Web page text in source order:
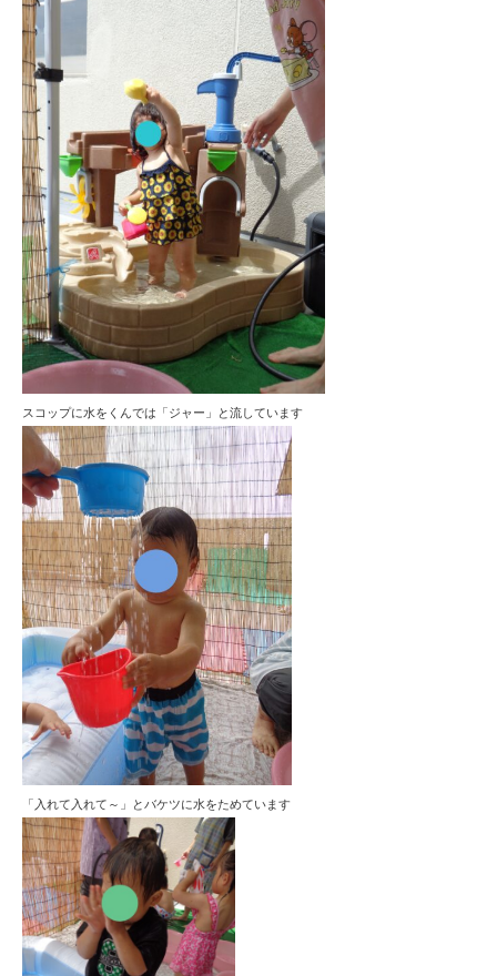
スコップに水をくんでは「ジャー」と流しています
「入れて入れて～」とバケツに水をためています